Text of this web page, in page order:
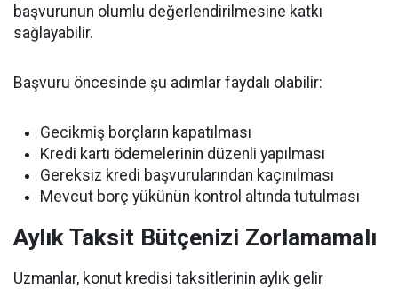
başvurunun olumlu değerlendirilmesine katkı
sağlayabilir.
Başvuru öncesinde şu adımlar faydalı olabilir:
Gecikmiş borçların kapatılması
Kredi kartı ödemelerinin düzenli yapılması
Gereksiz kredi başvurularından kaçınılması
Mevcut borç yükünün kontrol altında tutulması
Aylık Taksit Bütçenizi Zorlamamalı
Uzmanlar, konut kredisi taksitlerinin aylık gelir